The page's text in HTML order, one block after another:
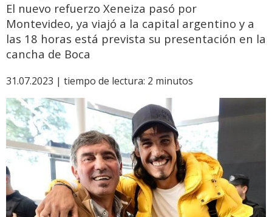
El nuevo refuerzo Xeneiza pasó por
Montevideo, ya viajó a la capital argentino y a
las 18 horas está prevista su presentación en la
cancha de Boca
31.07.2023 | tiempo de lectura: 2 minutos